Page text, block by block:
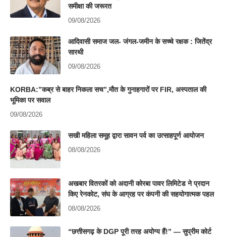
समीक्षा की जरूरत
09/08/2026
आदिवासी समाज जल- जंगल-जमीन के सच्चे रक्षक : जितेंद्र
सारथी
09/08/2026
KORBA:”कब्र से बाहर निकला सच”,मौत के गुनाहगारों पर FIR, अस्पताल की
भूमिका पर सवाल
09/08/2026
सखी महिला समूह द्वारा सावन पर्व का उत्साहपूर्ण आयोजन
08/08/2026
अखबार वितरकों को अदानी कोरबा पावर लिमिटेड ने प्रदान
किए रेनकोट, संघ के आग्रह पर कंपनी की सहयोगात्मक पहल
08/08/2026
“छत्तीसगढ़ के DGP पूरी तरह अयोग्य हैं!” — सुप्रीम कोर्ट